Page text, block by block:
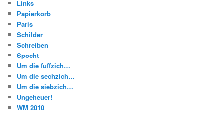
Links
Papierkorb
Paris
Schilder
Schreiben
Spocht
Um die fuffzich…
Um die sechzich…
Um die siebzich…
Ungeheuer!
WM 2010